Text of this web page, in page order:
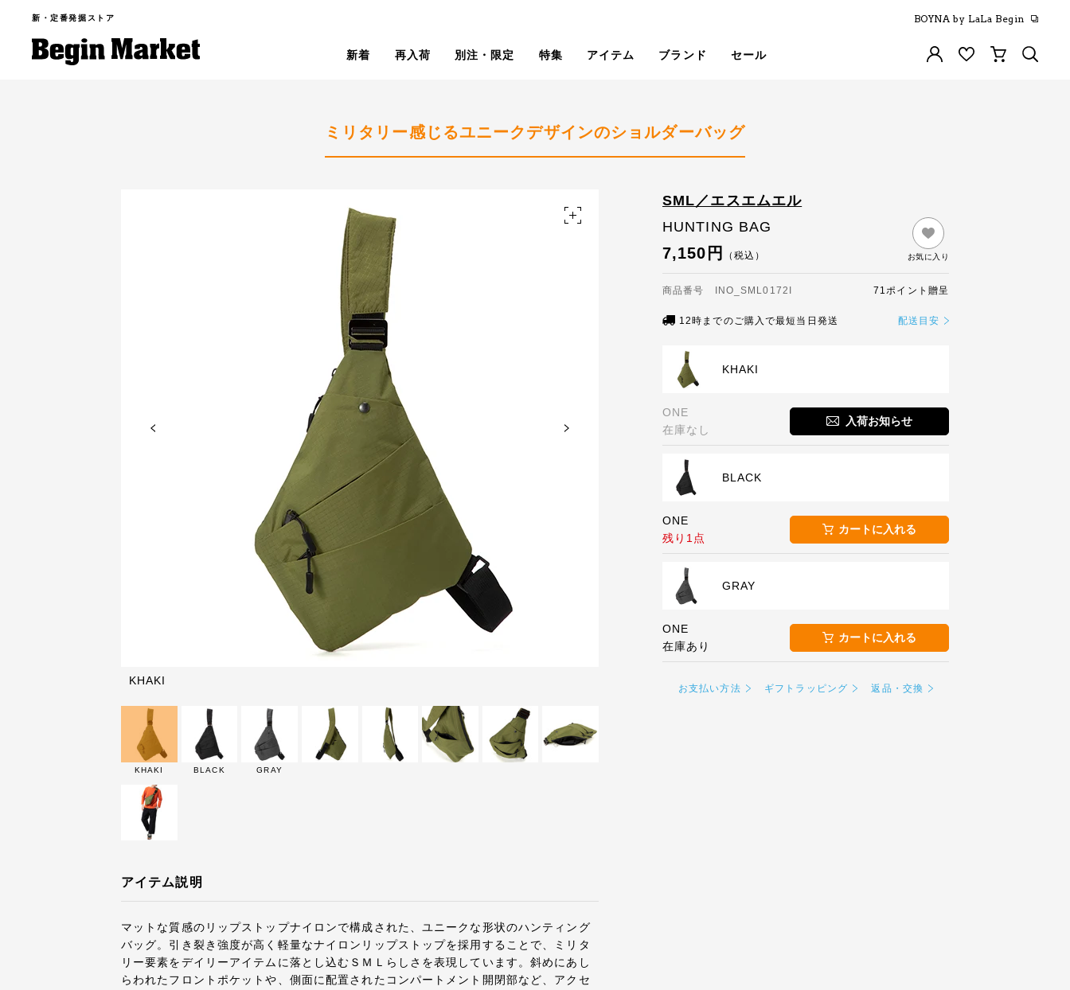
新・定番発掘ストア
新着 再入荷 別注・限定 特集 アイテム ブランド セール
BOYNA by LaLa Begin
ミリタリー感じるユニークデザインのショルダーバッグ
KHAKI
KHAKI BLACK GRAY
アイテム説明
マットな質感のリップストップナイロンで構成された、ユニークな形状のハンティング
バッグ。引き裂き強度が高く軽量なナイロンリップストップを採用することで、ミリタ
リー要素をデイリーアイテムに落とし込むＳＭＬらしさを表現しています。斜めにあし
らわれたフロントポケットや、側面に配置されたコンパートメント開閉部など、アクセ
SML／エスエムエル
HUNTING BAG
7,150円 （税込） お気に入り
商品番号 INO_SML0172I 71ポイント贈呈
12時までのご購入で最短当日発送 配送目安
KHAKI
ONE
在庫なし
入荷お知らせ
BLACK
ONE
残り1点
カートに入れる
GRAY
ONE
在庫あり
カートに入れる
お支払い方法 ギフトラッピング 返品・交換